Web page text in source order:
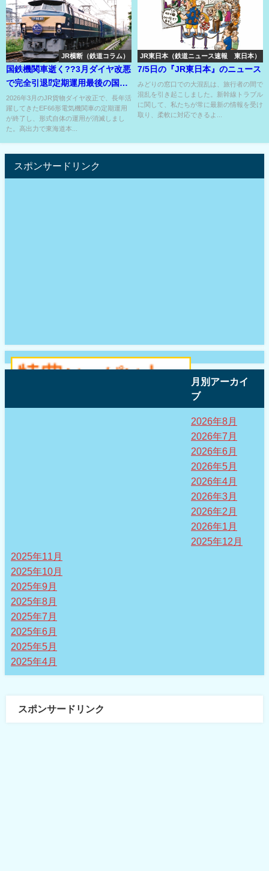
JR横断（鉄道コラム）
国鉄機関車逝く??3月ダイヤ改悪
で完全引退⁉定期運用最後の国鉄
型機関車も運用縮小⁉
2026年3月のJR貨物ダイヤ改正で、長年活
躍してきたEF66形電気機関車の定期運用
が終了し、形式自体の運用が消滅しまし
た。高出力で東海道本...
JR東日本（鉄道ニュース速報 東日本）
7/5日の『JR東日本』のニュース
みどりの窓口での大混乱は、旅行者の間で
混乱を引き起こしました。新幹線トラブル
に関して、私たちが常に最新の情報を受け
取り、柔軟に対応できるよ...
スポンサードリンク
月別アーカイ
ブ
2026年8月
2026年7月
2026年6月
2026年5月
2026年4月
2026年3月
2026年2月
2026年1月
2025年12月
2025年11月
2025年10月
2025年9月
2025年8月
2025年7月
2025年6月
2025年5月
2025年4月
スポンサードリンク